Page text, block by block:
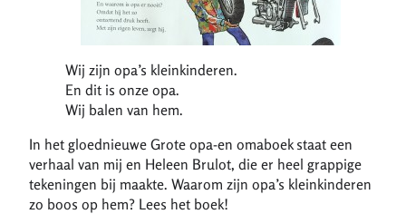
Wij zijn opa’s kleinkinderen.
En dit is onze opa.
Wij balen van hem.
In het gloednieuwe Grote opa-en omaboek staat een
verhaal van mij en Heleen Brulot, die er heel grappige
tekeningen bij maakte. Waarom zijn opa’s kleinkinderen
zo boos op hem? Lees het boek!